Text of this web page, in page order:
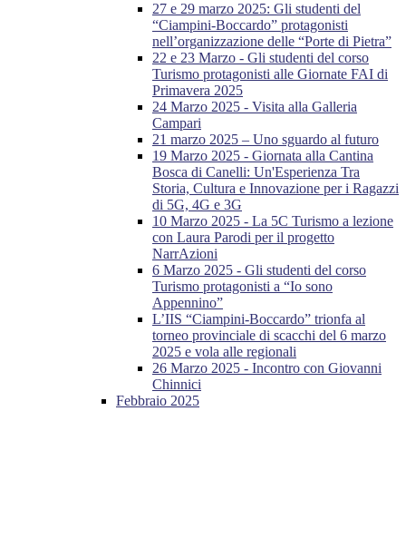
27 e 29 marzo 2025: Gli studenti del
“Ciampini-Boccardo” protagonisti
nell’organizzazione delle “Porte di Pietra”
22 e 23 Marzo - Gli studenti del corso
Turismo protagonisti alle Giornate FAI di
Primavera 2025
24 Marzo 2025 - Visita alla Galleria
Campari
21 marzo 2025 – Uno sguardo al futuro
19 Marzo 2025 - Giornata alla Cantina
Bosca di Canelli: Un'Esperienza Tra
Storia, Cultura e Innovazione per i Ragazzi
di 5G, 4G e 3G
10 Marzo 2025 - La 5C Turismo a lezione
con Laura Parodi per il progetto
NarrAzioni
6 Marzo 2025 - Gli studenti del corso
Turismo protagonisti a “Io sono
Appennino”
L’IIS “Ciampini-Boccardo” trionfa al
torneo provinciale di scacchi del 6 marzo
2025 e vola alle regionali
26 Marzo 2025 - Incontro con Giovanni
Chinnici
Febbraio 2025